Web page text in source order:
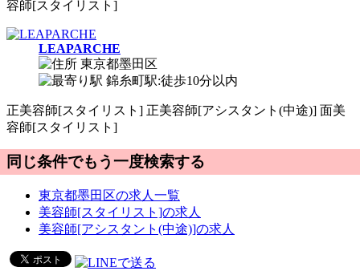
容師[スタイリスト]
LEAPARCHE
東京都墨田区
錦糸町駅:徒歩10分以内
正美容師[スタイリスト] 正美容師[アシスタント(中途)] 面美
容師[スタイリスト]
同じ条件でもう一度検索する
東京都墨田区の求人一覧
美容師[スタイリスト]の求人
美容師[アシスタント(中途)]の求人